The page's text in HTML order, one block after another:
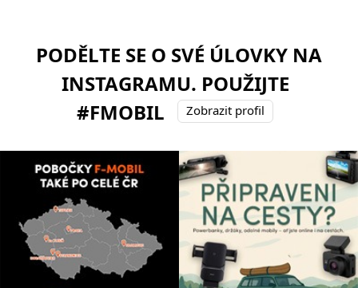
PODĚLTE SE O SVÉ ÚLOVKY NA
INSTAGRAMU. POUŽIJTE
#FMOBIL
Zobrazit profil